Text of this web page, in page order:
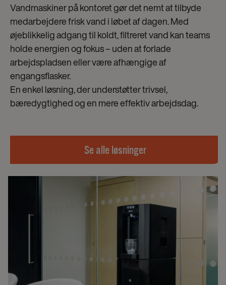
Vandmaskiner på kontoret gør det nemt at tilbyde
medarbejdere frisk vand i løbet af dagen. Med
øjeblikkelig adgang til koldt, filtreret vand kan teams
holde energien og fokus – uden at forlade
arbejdspladsen eller være afhængige af
engangsflasker.
En enkel løsning, der understøtter trivsel,
bæredygtighed og en mere effektiv arbejdsdag.
Se alle løsninger